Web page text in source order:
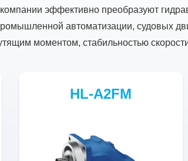
эффективно преобразуют
автоматизации, судовых
моментом, стабильностью
HL-A2FM